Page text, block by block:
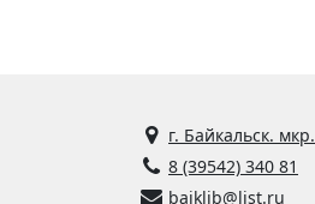
г. Байкальск.
8 (39542) 340 81
baiklib@list.ru